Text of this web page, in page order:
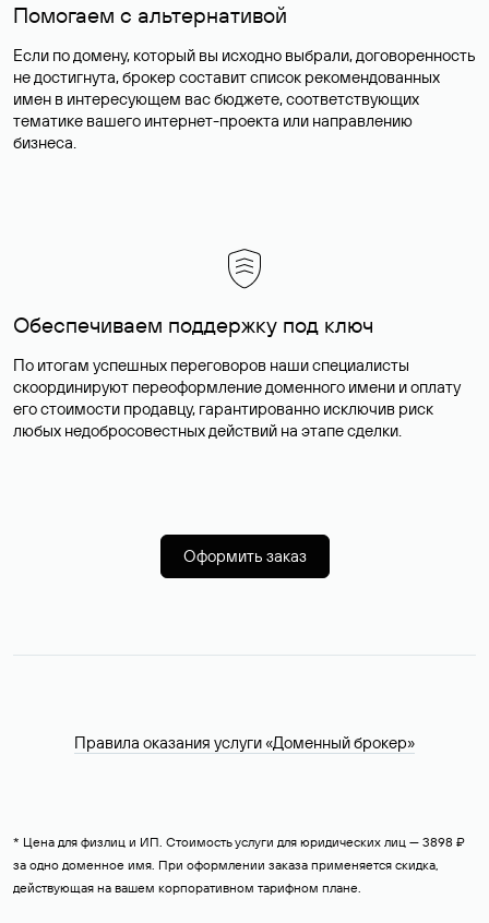
Помогаем с альтернативой
Если по домену, который вы исходно выбрали, договоренность
не достигнута, брокер составит список рекомендованных
имен в интересующем вас бюджете, соответствующих
тематике вашего интернет-проекта или направлению
бизнеса.
Обеспечиваем поддержку под ключ
По итогам успешных переговоров наши специалисты
скоординируют переоформление доменного имени и оплату
его стоимости продавцу, гарантированно исключив риск
любых недобросовестных действий на этапе сделки.
Оформить заказ
Правила оказания услуги «Доменный брокер»
* Цена для физлиц и ИП. Стоимость услуги для юридических лиц — 3898 ₽
за одно доменное имя. При оформлении заказа применяется скидка,
действующая на вашем корпоративном тарифном плане.